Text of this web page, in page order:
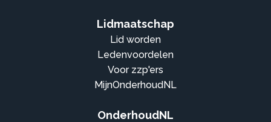
Lidmaatschap
Lid worden
Ledenvoordelen
Voor zzp'ers
MijnOnderhoudNL
OnderhoudNL